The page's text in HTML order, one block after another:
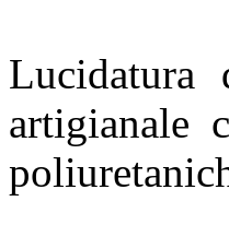
artigianale